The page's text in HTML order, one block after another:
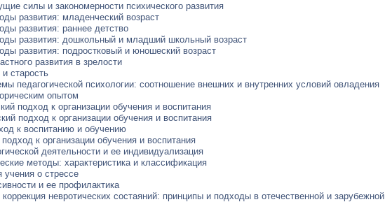
силы и закономерности психического развития
развития: младенческий возраст
развития: раннее детство
развития: дошкольный и младший школьный возраст
развития: подростковый и юношеский возраст
развития в зрелости
старость
педагогической психологии: соотношение внешних и внутренних условий овладения
опытом
подход к организации обучения и воспитания
подход к организации обучения и воспитания
к воспитанию и обучению
к организации обучения и воспитания
деятельности и ее индивидуализация
методы: характеристика и классификация
учения о стрессе
и ее профилактика
коррекция невротических состаяний: принципы и подходы в отечественной и зарубежной